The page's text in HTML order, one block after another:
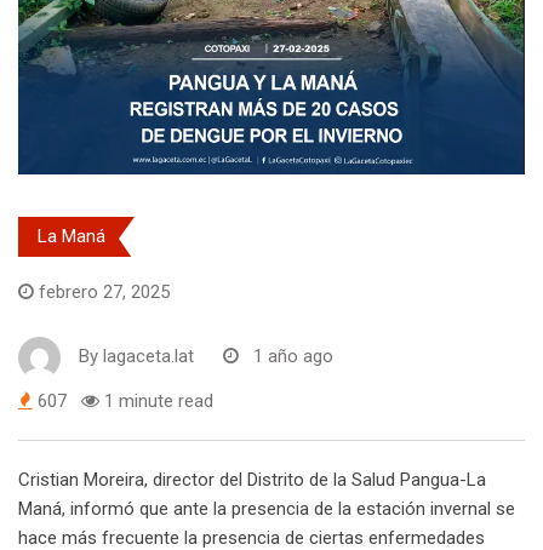
La Maná
febrero 27, 2025
By lagaceta.lat 1 año ago
607 1 minute read
Cristian Moreira, director del Distrito de la Salud Pangua-La
Maná, informó que ante la presencia de la estación invernal se
hace más frecuente la presencia de ciertas enfermedades